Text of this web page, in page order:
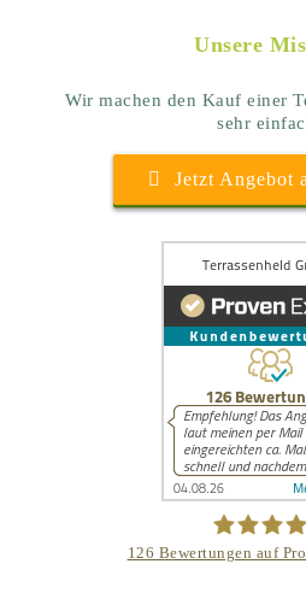
Unsere
Wir machen den Kauf einer
sehr
Jetzt Angebot
126 Bewertungen auf